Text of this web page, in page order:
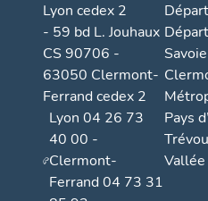
Lyon cedex 2
- 59 bd L. Jouhaux
CS 90706 -
63050 Clermont-
Ferrand cedex 2
Lyon 04 26 73
40 00 -
Clermont-
Ferrand 04 73 31
Savoie
Pays
Vallée